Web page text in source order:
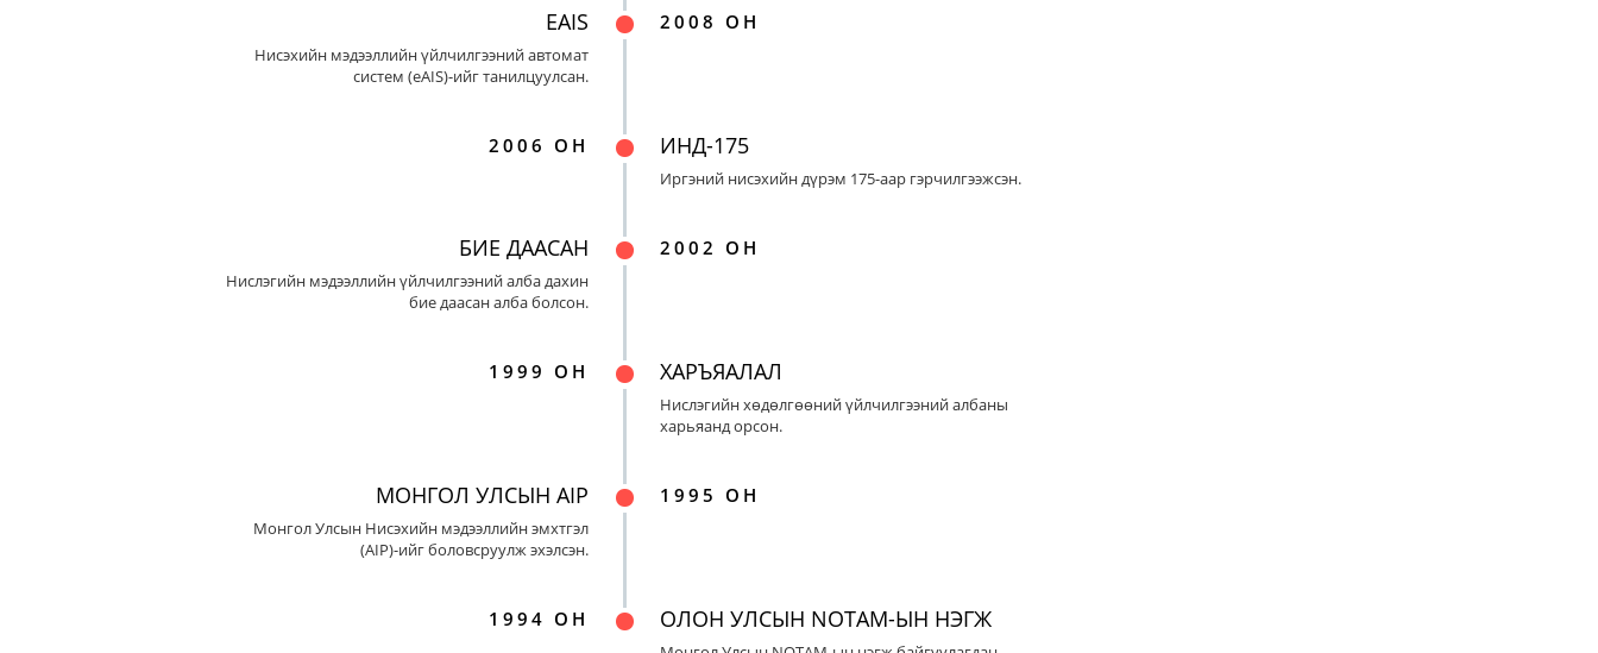
2008 ОН
EAIS
Нисэхийн мэдээллийн үйлчилгээний автомат
систем (eAIS)-ийг танилцуулсан.
2006 ОН ИНД-175
Иргэний нисэхийн дүрэм 175-аар гэрчилгээжсэн.
2002 ОН
БИЕ ДААСАН
Нислэгийн мэдээллийн үйлчилгээний алба дахин
бие даасан алба болсон.
1999 ОН ХАРЪЯАЛАЛ
Нислэгийн хөдөлгөөний үйлчилгээний албаны
харьяанд орсон.
1995 ОН
МОНГОЛ УЛСЫН AIP
Монгол Улсын Нисэхийн мэдээллийн эмхтгэл
(AIP)-ийг боловсруулж эхэлсэн.
1994 ОН ОЛОН УЛСЫН NOTAM-ЫН НЭГЖ